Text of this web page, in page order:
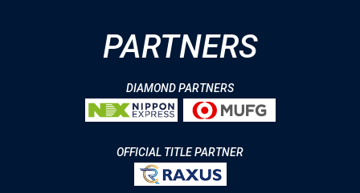
PARTNERS
DIAMOND PARTNERS
OFFICIAL TITLE PARTNER